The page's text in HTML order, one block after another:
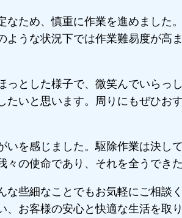
ため、慎重に作業を進めました
うな状況下では作業難易度が高
っとした様子で、微笑んでいらっ
いと思います。周りにもぜひお
を感じました。駆除作業は決し
の使命であり、それを全うでき
些細なことでもお気軽にご相談
お客様の安心と快適な生活を取